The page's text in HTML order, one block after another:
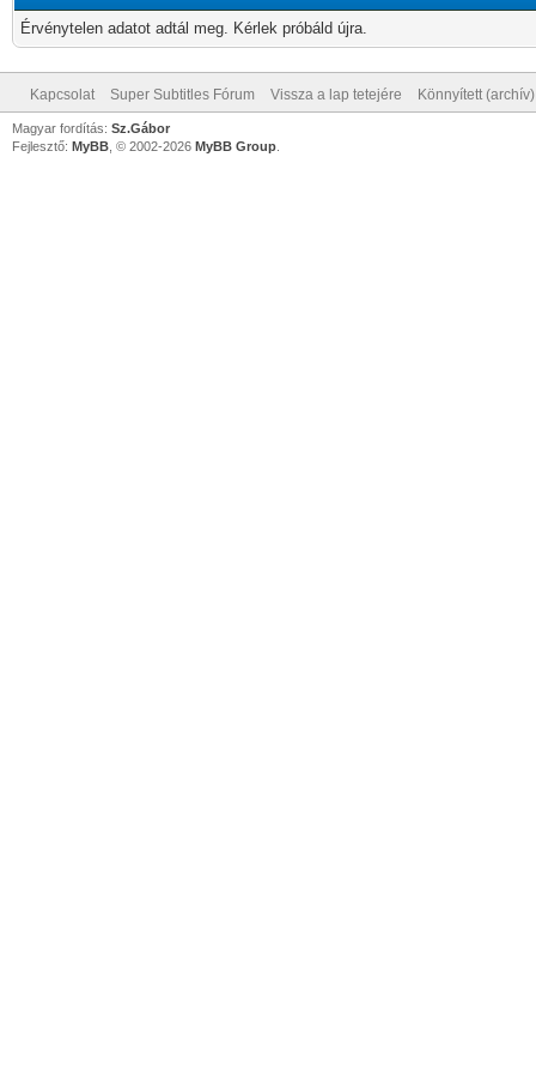
Érvénytelen adatot adtál meg. Kérlek próbáld újra.
Kapcsolat Super Subtitles Fórum Vissza a lap tetejére Könnyített
Magyar fordítás: Sz.Gábor
Fejlesztő: MyBB , © 2002-2026 MyBB Group